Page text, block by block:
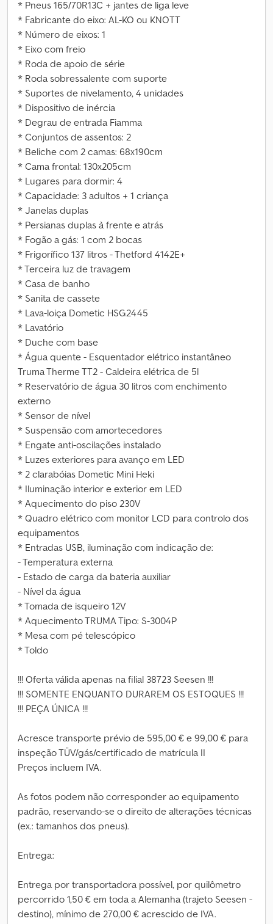
* Pneus 165/70R13C + jantes de liga leve
* Fabricante do eixo: AL-KO ou KNOTT
* Número de eixos: 1
* Eixo com freio
* Roda de apoio de série
* Roda sobressalente com suporte
* Suportes de nivelamento, 4 unidades
* Dispositivo de inércia
* Degrau de entrada Fiamma
* Conjuntos de assentos: 2
* Beliche com 2 camas: 68x190cm
* Cama frontal: 130x205cm
* Lugares para dormir: 4
* Capacidade: 3 adultos + 1 criança
* Janelas duplas
* Persianas duplas à frente e atrás
* Fogão a gás: 1 com 2 bocas
* Frigorífico 137 litros - Thetford 4142E+
* Terceira luz de travagem
* Casa de banho
* Sanita de cassete
* Lava-loiça Dometic HSG2445
* Lavatório
* Duche com base
* Água quente - Esquentador elétrico instantâneo
Truma Therme TT2 - Caldeira elétrica de 5l
* Reservatório de água 30 litros com enchimento
externo
* Sensor de nível
* Suspensão com amortecedores
* Engate anti-oscilações instalado
* Luzes exteriores para avanço em LED
* 2 clarabóias Dometic Mini Heki
* Iluminação interior e exterior em LED
* Aquecimento do piso 230V
* Quadro elétrico com monitor LCD para controlo dos
equipamentos
* Entradas USB, iluminação com indicação de:
- Temperatura externa
- Estado de carga da bateria auxiliar
- Nível da água
* Tomada de isqueiro 12V
* Aquecimento TRUMA Tipo: S-3004P
* Mesa com pé telescópico
* Toldo
!!! Oferta válida apenas na filial 38723 Seesen !!!
!!! SOMENTE ENQUANTO DURAREM OS ESTOQUES !!!
!!! PEÇA ÚNICA !!!
Acresce transporte prévio de 595,00 € e 99,00 € para
inspeção TÜV/gás/certificado de matrícula II
Preços incluem IVA.
As fotos podem não corresponder ao equipamento
padrão, reservando-se o direito de alterações técnicas
(ex.: tamanhos dos pneus).
Entrega:
Entrega por transportadora possível, por quilômetro
percorrido 1,50 € em toda a Alemanha (trajeto Seesen -
destino), mínimo de 270,00 € acrescido de IVA.